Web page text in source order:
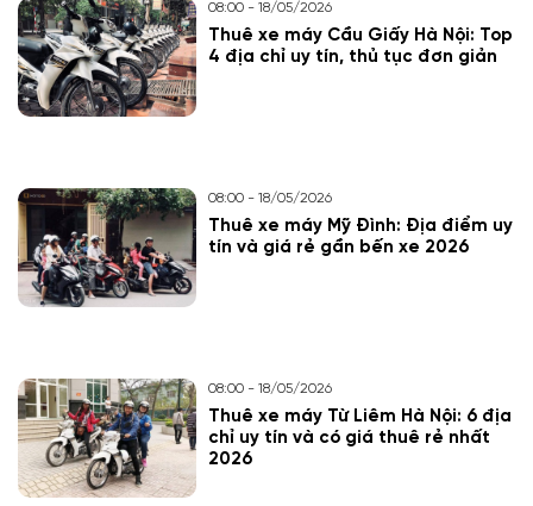
08:00 - 18/05/2026
Thuê xe máy Cầu Giấy Hà Nội: Top
4 địa chỉ uy tín, thủ tục đơn giản
08:00 - 18/05/2026
Thuê xe máy Mỹ Đình: Địa điểm uy
tín và giá rẻ gần bến xe 2026
08:00 - 18/05/2026
Thuê xe máy Từ Liêm Hà Nội: 6 địa
chỉ uy tín và có giá thuê rẻ nhất
2026